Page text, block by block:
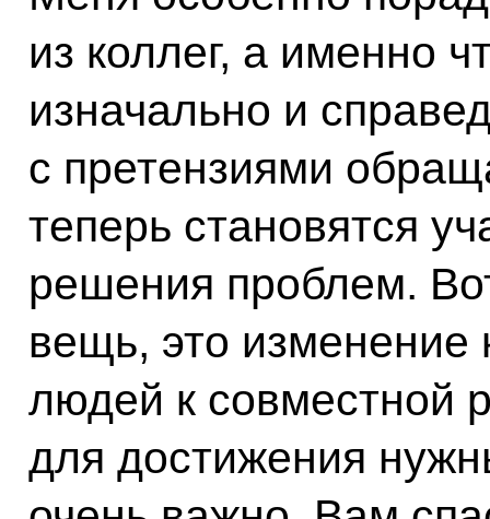
из коллег, а именно
изначально и
с претензиями
теперь становятся
решения проблем.
вещь, это изменение
людей к совместной
для достижения